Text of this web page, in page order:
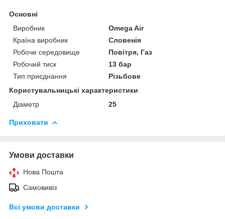
Основні
Виробник
Omega Air
Країна виробник
Словенія
Робоче середовище
Повітря, Газ
Робочий тиск
13 бар
Тип приєднання
Різьбове
Користувальницькі характеристики
Діаметр
25
Приховати
Умови доставки
Нова Пошта
Самовивіз
Всі умови доставки